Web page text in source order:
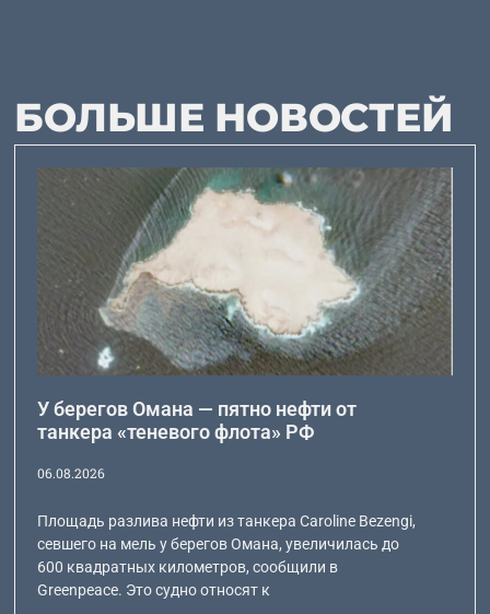
БОЛЬШЕ НОВОСТЕЙ
У берегов Омана — пятно нефти от
танкера «теневого флота» РФ
06.08.2026
Площадь разлива нефти из танкера Caroline Bezengi,
севшего на мель у берегов Омана, увеличилась до
600 квадратных километров, сообщили в
Greenpeace. Это судно относят к